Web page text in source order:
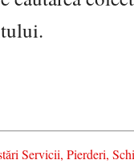
Servicii, Pierderi,